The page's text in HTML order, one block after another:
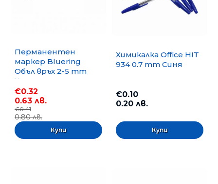
Перманентен
маркер Bluering
Объл връх 2-5 mm
Черен
€0.32
0.63 лв.
€0.41
0.80 лв.
Химикалка Office HIT
934 0.7 mm Синя
€0.10
0.20 лв.